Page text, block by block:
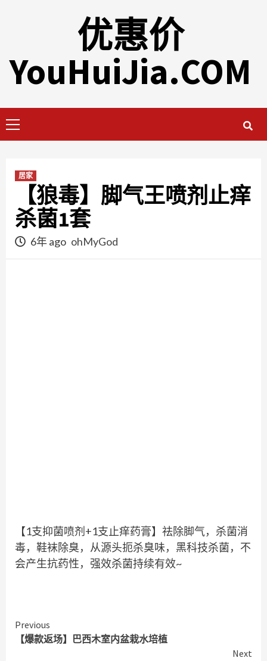
优惠价
YouHuiJia.COM
Menu
居家
【狼毒】脚气王喷剂止痒
杀菌1套
6年 ago ohMyGod
【1支抑菌喷剂+1支止痒药膏】祛除脚气，杀菌消
毒，鞋袜除臭，从源头扼杀臭味，黑科技杀菌，不
会产生抗药性，强效杀菌持续有效~
Continue
Reading
Previous
【爆款返场】巴西木室内盆栽水培植
Next